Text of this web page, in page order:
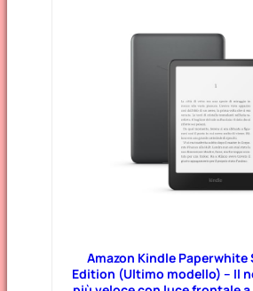
Amazon Kindle
Edition (Ultimo modello) – Il